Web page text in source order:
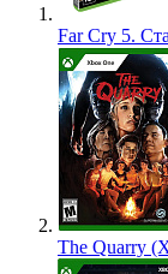
Far Cry 5.
The Quarry